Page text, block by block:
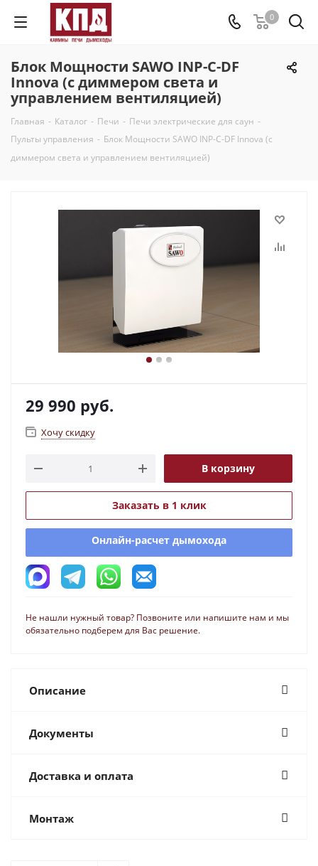
0
Блок Мощности SAWO INP-C-DF
Innova (c диммером света и
управлением вентиляцией)
Главная - Каталог - Печи - Печи электрические для саун -
Пульты управления - Блок Мощности SAWO INP-C-DF Innova (c
диммером света и управлением вентиляцией)
29 990 руб.
Хочу скидку
В корзину
Заказать в 1 клик
Онлайн-расчет дымохода
Не нашли нужный товар? Позвоните или напишите нам и мы
обязательно подберем для Вас решение.
Описание
Документы
Доставка и оплата
Монтаж